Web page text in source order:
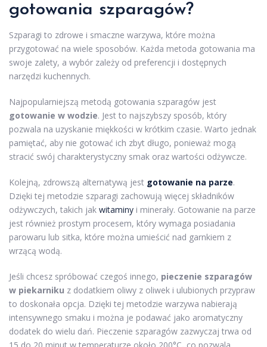
gotowania szparagów?
Szparagi to zdrowe i smaczne warzywa, które można
przygotować na wiele sposobów. Każda metoda gotowania ma
swoje zalety, a wybór zależy od preferencji i dostępnych
narzędzi kuchennych.
Najpopularniejszą metodą gotowania szparagów jest
gotowanie w wodzie. Jest to najszybszy sposób, który
pozwala na uzyskanie miękkości w krótkim czasie. Warto jednak
pamiętać, aby nie gotować ich zbyt długo, ponieważ mogą
stracić swój charakterystyczny smak oraz wartości odżywcze.
Kolejną, zdrowszą alternatywą jest gotowanie na parze.
Dzięki tej metodzie szparagi zachowują więcej składników
odżywczych, takich jak witaminy i minerały. Gotowanie na parze
jest również prostym procesem, który wymaga posiadania
parowaru lub sitka, które można umieścić nad garnkiem z
wrzącą wodą.
Jeśli chcesz spróbować czegoś innego, pieczenie szparagów
w piekarniku z dodatkiem oliwy z oliwek i ulubionych przypraw
to doskonała opcja. Dzięki tej metodzie warzywa nabierają
intensywnego smaku i można je podawać jako aromatyczny
dodatek do wielu dań. Pieczenie szparagów zazwyczaj trwa od